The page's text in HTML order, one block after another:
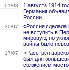
01/08
1 августа 1914
Германия
России
30/07
«Россия сделала
не вступить в
мировую, но
войны было
17/07
«Расстрел
был для
сожжением